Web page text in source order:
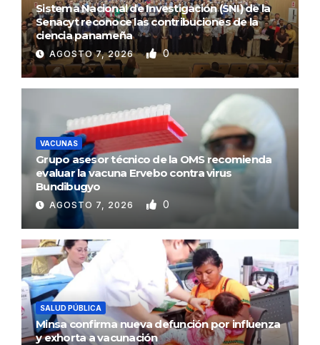
Sistema Nacional de Investigación (SNI) de la
Senacyt reconoce las contribuciones de la
ciencia panameña
AGOSTO 7, 2026 0
VACUNAS
Grupo asesor técnico de la OMS recomienda
evaluar la vacuna Ervebo contra virus
Bundibugyo
AGOSTO 7, 2026 0
SALUD PÚBLICA
Minsa confirma nueva defunción por influenza
y exhorta a vacunación